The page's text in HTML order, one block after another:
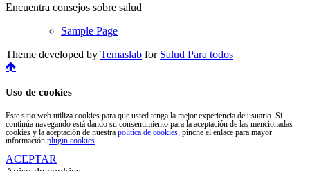
Encuentra consejos sobre salud
Sample Page
Theme developed by Temaslab for Salud Para todos
Uso de cookies
Este sitio web utiliza cookies para que usted tenga la mejor experiencia de usuario. Si
continúa navegando está dando su consentimiento para la aceptación de las mencionadas
cookies y la aceptación de nuestra política de cookies , pinche el enlace para mayor
información. plugin cookies
ACEPTAR